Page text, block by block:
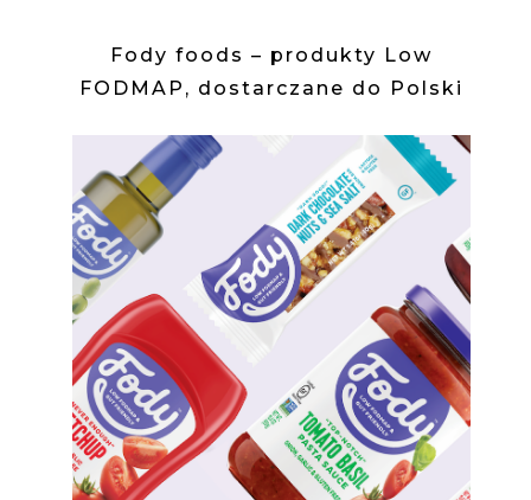
Fody foods – produkty Low
FODMAP, dostarczane do Polski